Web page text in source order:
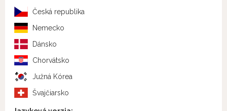
Česká republika
Nemecko
Dánsko
Chorvátsko
Južná Kórea
Švajčiarsko